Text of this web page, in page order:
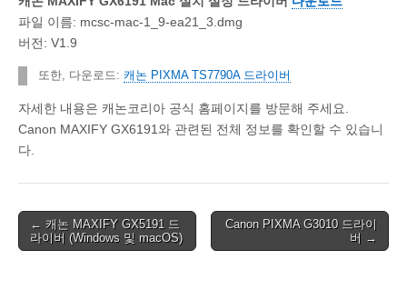
파일 이름: mcsc-mac-1_9-ea21_3.dmg
버전: V1.9
또한, 다운로드: 캐논 PIXMA TS7790A 드라이버
자세한 내용은 캐논코리아 공식 홈페이지를 방문해 주세요.
Canon MAXIFY GX6191와 관련된 전체 정보를 확인할 수 있습니
다.
Post
navigation
← 캐논 MAXIFY GX5191 드
라이버 (Windows 및 macOS)
Canon PIXMA G3010 드라이
버 →